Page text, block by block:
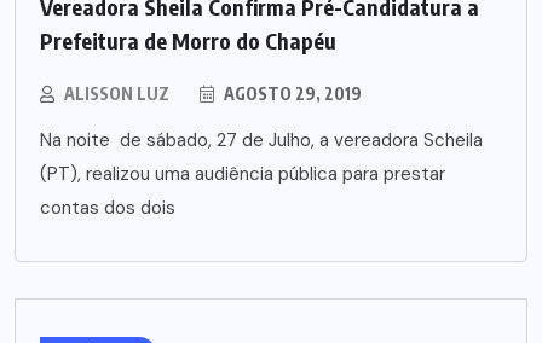
Vereadora Sheila Confirma Pré-Candidatura a
Prefeitura de Morro do Chapéu
ALISSON LUZ AGOSTO 29, 2019
Na noite de sábado, 27 de Julho, a vereadora Scheila
(PT), realizou uma audiência pública para prestar
contas dos dois